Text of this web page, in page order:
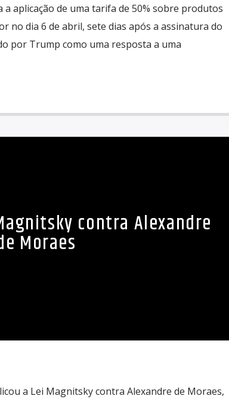
aplicação de uma tarifa de 50% sobre produtos
no dia 6 de abril, sete dias após a assinatura do
por Trump como uma resposta a uma
contra Alexandre
Moraes
a Lei Magnitsky contra Alexandre de Moraes,